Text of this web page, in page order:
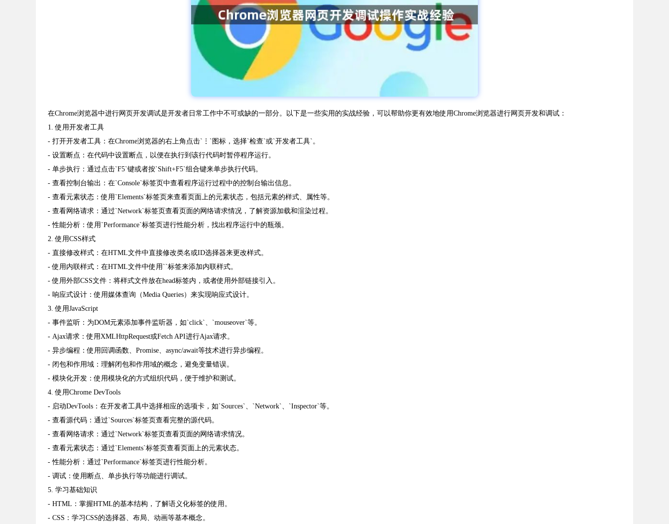
在Chrome浏览器中进行网页开发调试是开发者日常工作中不可或缺的一部分。以下是一些实用的实战经验，可以帮助你更有效地使用Chrome浏览器进行网页开发和调试：
1. 使用开发者工具
- 打开开发者工具：在Chrome浏览器的右上角点击`⋮`图标，选择`检查`或`开发者工具`。
- 设置断点：在代码中设置断点，以便在执行到该行代码时暂停程序运行。
- 单步执行：通过点击`F5`键或者按`Shift+F5`组合键来单步执行代码。
- 查看控制台输出：在`Console`标签页中查看程序运行过程中的控制台输出信息。
- 查看元素状态：使用`Elements`标签页来查看页面上的元素状态，包括元素的样式、属性等。
- 查看网络请求：通过`Network`标签页查看页面的网络请求情况，了解资源加载和渲染过程。
- 性能分析：使用`Performance`标签页进行性能分析，找出程序运行中的瓶颈。
2. 使用CSS样式
- 直接修改样式：在HTML文件中直接修改类名或ID选择器来更改样式。
- 使用内联样式：在HTML文件中使用``标签来添加内联样式。
- 使用外部CSS文件：将样式文件放在head标签内，或者使用外部链接引入。
- 响应式设计：使用媒体查询（Media Queries）来实现响应式设计。
3. 使用JavaScript
- 事件监听：为DOM元素添加事件监听器，如`click`、`mouseover`等。
- Ajax请求：使用XMLHttpRequest或Fetch API进行Ajax请求。
- 异步编程：使用回调函数、Promise、async/await等技术进行异步编程。
- 闭包和作用域：理解闭包和作用域的概念，避免变量错误。
- 模块化开发：使用模块化的方式组织代码，便于维护和测试。
4. 使用Chrome DevTools
- 启动DevTools：在开发者工具中选择相应的选项卡，如`Sources`、`Network`、`Inspector`等。
- 查看源代码：通过`Sources`标签页查看完整的源代码。
- 查看网络请求：通过`Network`标签页查看页面的网络请求情况。
- 查看元素状态：通过`Elements`标签页查看页面上的元素状态。
- 性能分析：通过`Performance`标签页进行性能分析。
- 调试：使用断点、单步执行等功能进行调试。
5. 学习基础知识
- HTML：掌握HTML的基本结构，了解语义化标签的使用。
- CSS：学习CSS的选择器、布局、动画等基本概念。